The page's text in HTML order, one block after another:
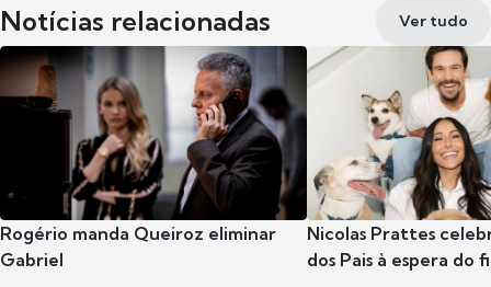
Notícias relacionadas Ver tudo
Rogério manda Queiroz eliminar
Gabriel
Nicolas Prattes
dos Pais à espera do